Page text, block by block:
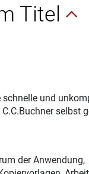
Titel
und
selbst
der Anwendung,